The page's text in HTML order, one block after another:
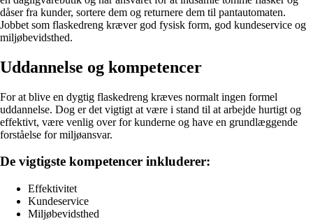
dåser fra kunder, sortere dem og returnere dem til pantautomaten.
Jobbet som flaskedreng kræver god fysisk form, god kundeservice og
miljøbevidsthed.
Uddannelse og kompetencer
For at blive en dygtig flaskedreng kræves normalt ingen formel
uddannelse. Dog er det vigtigt at være i stand til at arbejde hurtigt og
effektivt, være venlig over for kunderne og have en grundlæggende
forståelse for miljøansvar.
De vigtigste kompetencer inkluderer:
Effektivitet
Kundeservice
Miljøbevidsthed